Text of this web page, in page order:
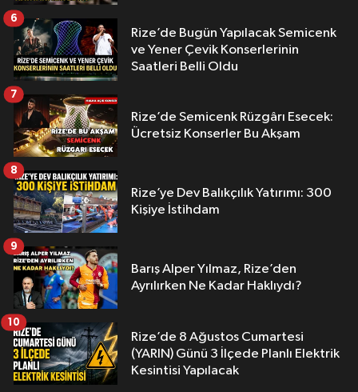
Rize’de Bugün Yapılacak Semicenk
ve Yener Çevik Konserlerinin
Saatleri Belli Oldu
6
Rize’de Semicenk Rüzgârı Esecek:
Ücretsiz Konserler Bu Akşam
7
Rize’ye Dev Balıkçılık Yatırımı: 300
Kişiye İstihdam
8
Barış Alper Yılmaz, Rize’den
Ayrılırken Ne Kadar Haklıydı?
9
Rize’de 8 Ağustos Cumartesi
(YARIN) Günü 3 İlçede Planlı Elektrik
Kesintisi Yapılacak
10